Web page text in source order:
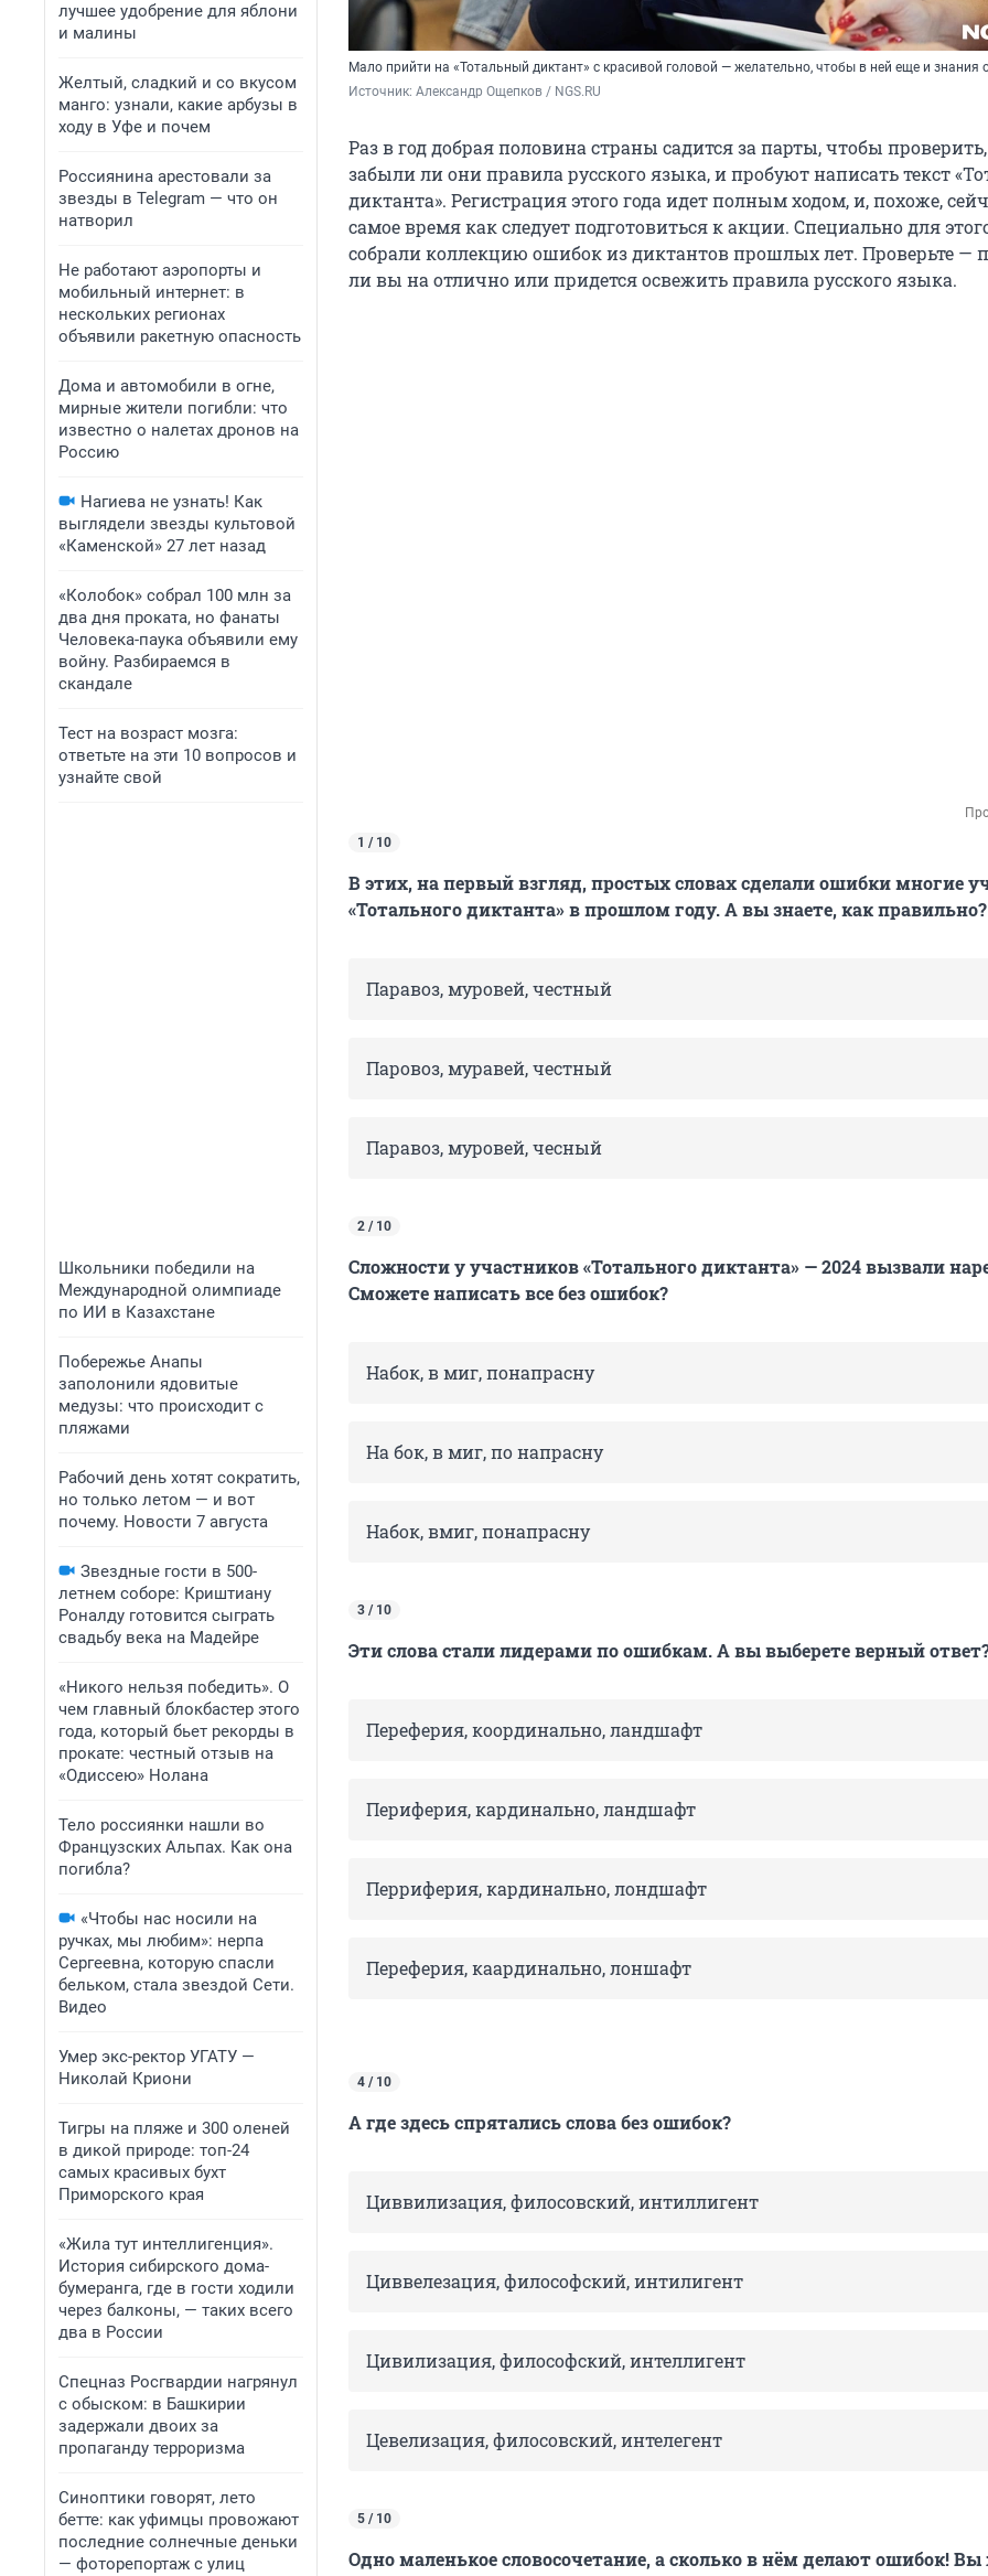
лучшее удобрение для яблони
и малины
Желтый, сладкий и со вкусом
манго: узнали, какие арбузы в
ходу в Уфе и почем
Россиянина арестовали за
звезды в Telegram — что он
натворил
Не работают аэропорты и
мобильный интернет: в
нескольких регионах
объявили ракетную опасность
Дома и автомобили в огне,
мирные жители погибли: что
известно о налетах дронов на
Россию
Нагиева не узнать! Как
выглядели звезды культовой
«Каменской» 27 лет назад
«Колобок» собрал 100 млн за
два дня проката, но фанаты
Человека-паука объявили ему
войну. Разбираемся в
скандале
Тест на возраст мозга:
ответьте на эти 10 вопросов и
узнайте свой
Школьники победили на
Международной олимпиаде
по ИИ в Казахстане
Побережье Анапы
заполонили ядовитые
медузы: что происходит с
пляжами
Рабочий день хотят сократить,
но только летом — и вот
почему. Новости 7 августа
Звездные гости в 500-
летнем соборе: Криштиану
Роналду готовится сыграть
свадьбу века на Мадейре
«Никого нельзя победить». О
чем главный блокбастер этого
года, который бьет рекорды в
прокате: честный отзыв на
«Одиссею» Нолана
Тело россиянки нашли во
Французских Альпах. Как она
погибла?
«Чтобы нас носили на
ручках, мы любим»: нерпа
Сергеевна, которую спасли
бельком, стала звездой Сети.
Видео
Умер экс-ректор УГАТУ —
Николай Криони
Тигры на пляже и 300 оленей
в дикой природе: топ-24
самых красивых бухт
Приморского края
«Жила тут интеллигенция».
История сибирского дома-
бумеранга, где в гости ходили
через балконы, — таких всего
два в России
Спецназ Росгвардии нагрянул
с обыском: в Башкирии
задержали двоих за
пропаганду терроризма
Синоптики говорят, лето
бетте: как уфимцы провожают
последние солнечные деньки
— фоторепортаж с улиц
Мало прийти на «Тотальный диктант» с красивой головой — желательно, чтобы в ней еще и знания
Источник: Александр Ощепков / NGS.RU
Раз в год добрая половина страны садится за парты, чтобы
забыли ли они правила русского языка, и пробуют написать текст
диктанта». Регистрация этого года идет полным ходом, и, похоже,
самое время как следует подготовиться к акции. Специально для
собрали коллекцию ошибок из диктантов прошлых лет. Проверьте —
ли вы на отлично или придется освежить правила русского языка.
1 / 10
В этих, на первый взгляд, простых словах сделали ошибки многие
«Тотального диктанта» в прошлом году. А вы знаете, как правильно?
Паравоз, муровей, честный
Паровоз, муравей, честный
Паравоз, муровей, чесный
2 / 10
Сложности у участников «Тотального диктанта» — 2024 вызвали
Сможете написать все без ошибок?
Набок, в миг, понапрасну
На бок, в миг, по напрасну
Набок, вмиг, понапрасну
3 / 10
Эти слова стали лидерами по ошибкам. А вы выберете верный
Переферия, координально, ландшафт
Периферия, кардинально, ландшафт
Перриферия, кардинально, лондшафт
Переферия, каардинально, лоншафт
4 / 10
А где здесь спрятались слова без ошибок?
Циввилизация, филосовский, интиллигент
Циввелезация, философский, интилигент
Цивилизация, философский, интеллигент
Цевелизация, филосовский, интелегент
5 / 10
Одно маленькое словосочетание, а сколько в нём делают ошибок! Вы